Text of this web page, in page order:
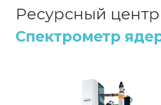
Ресурсный
Спектрометр